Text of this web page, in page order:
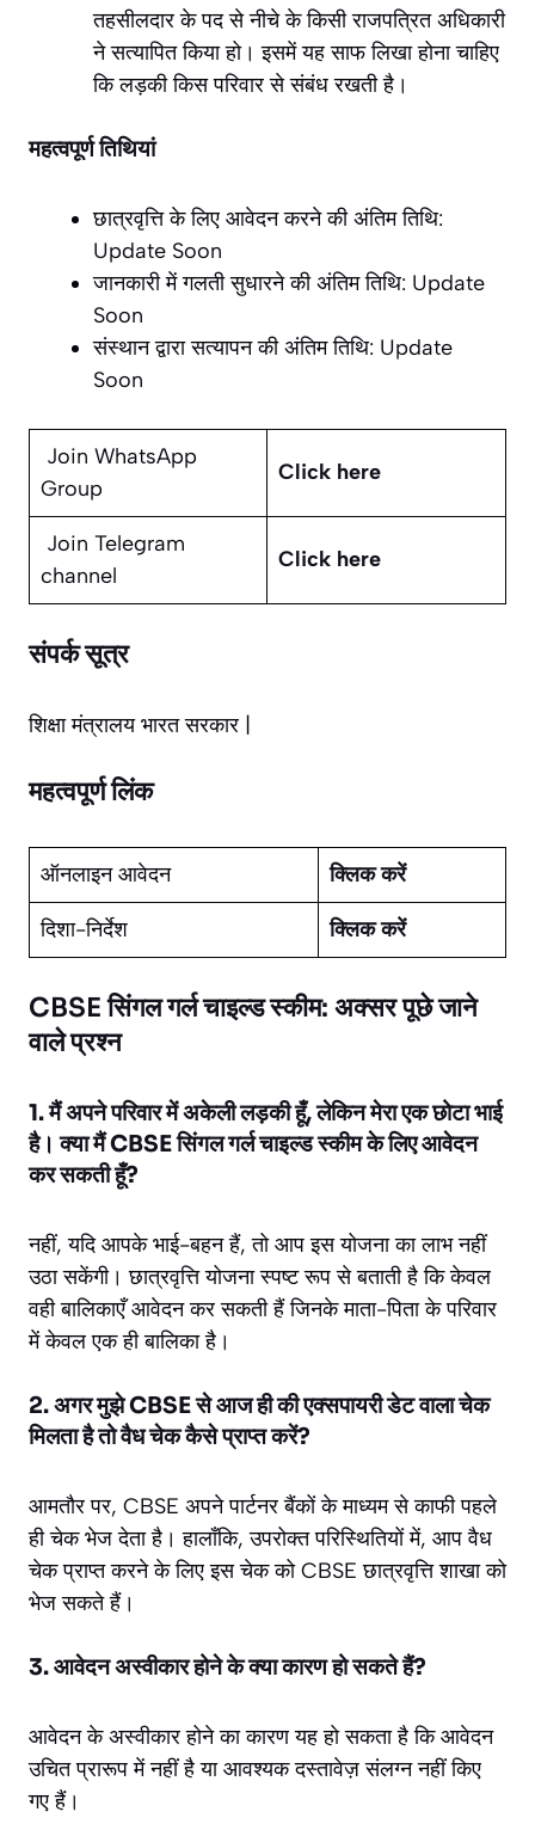
तहसीलदार के पद से नीचे के किसी राजपत्रित अधिकारी
ने सत्यापित किया हो। इसमें यह साफ लिखा होना चाहिए
कि लड़की किस परिवार से संबंध रखती है।
महत्वपूर्ण तिथियां
छात्रवृत्ति के लिए आवेदन करने की अंतिम तिथि:
Update Soon
जानकारी में गलती सुधारने की अंतिम तिथि: Update
Soon
संस्थान द्वारा सत्यापन की अंतिम तिथि: Update
Soon
Join WhatsApp
Group
Click here
Join Telegram
channel
Click here
संपर्क सूत्र
शिक्षा मंत्रालय भारत सरकार |
महत्वपूर्ण लिंक
ऑनलाइन आवेदन क्लिक करें
दिशा-निर्देश क्लिक करें
CBSE सिंगल गर्ल चाइल्ड स्कीम: अक्सर पूछे जाने
वाले प्रश्न
1. मैं अपने परिवार में अकेली लड़की हूँ, लेकिन मेरा एक छोटा भाई
है। क्या मैं CBSE सिंगल गर्ल चाइल्ड स्कीम के लिए आवेदन
कर सकती हूँ?
नहीं, यदि आपके भाई-बहन हैं, तो आप इस योजना का लाभ नहीं
उठा सकेंगी। छात्रवृत्ति योजना स्पष्ट रूप से बताती है कि केवल
वही बालिकाएँ आवेदन कर सकती हैं जिनके माता-पिता के परिवार
में केवल एक ही बालिका है।
2. अगर मुझे CBSE से आज ही की एक्सपायरी डेट वाला चेक
मिलता है तो वैध चेक कैसे प्राप्त करें?
आमतौर पर, CBSE अपने पार्टनर बैंकों के माध्यम से काफी पहले
ही चेक भेज देता है। हालाँकि, उपरोक्त परिस्थितियों में, आप वैध
चेक प्राप्त करने के लिए इस चेक को CBSE छात्रवृत्ति शाखा को
भेज सकते हैं।
3. आवेदन अस्वीकार होने के क्या कारण हो सकते हैं?
आवेदन के अस्वीकार होने का कारण यह हो सकता है कि आवेदन
उचित प्रारूप में नहीं है या आवश्यक दस्तावेज़ संलग्न नहीं किए
गए हैं।